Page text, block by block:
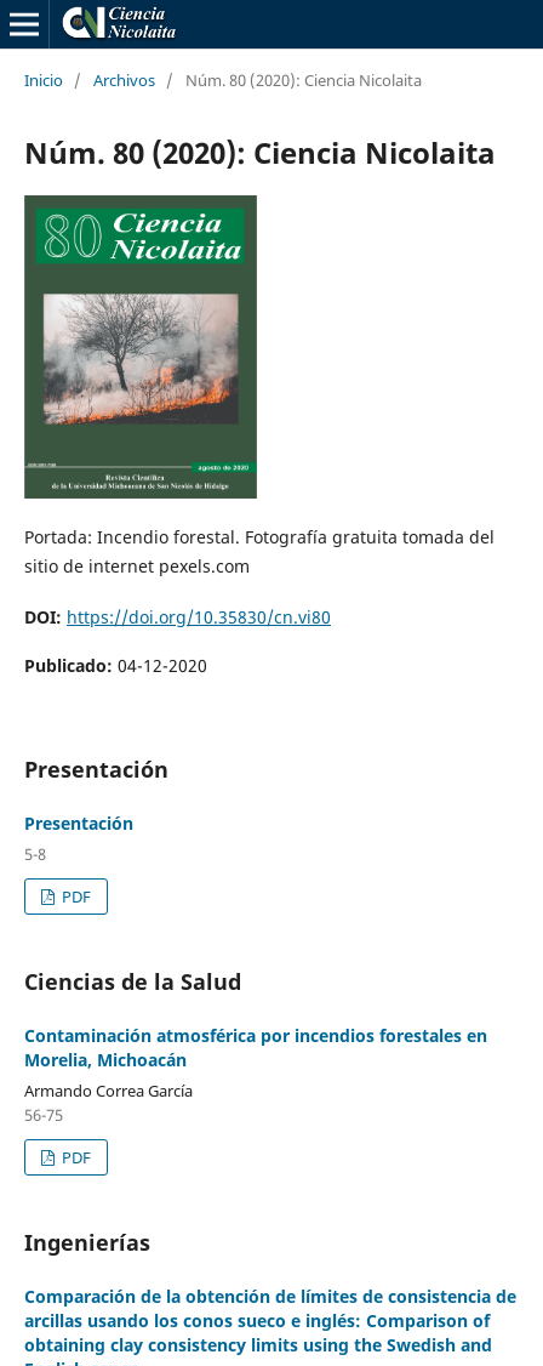
Inicio / Archivos / Núm. 80 (2020): Ciencia Nicolaita
Núm. 80 (2020): Ciencia Nicolaita
Portada: Incendio forestal. Fotografía gratuita tomada del
sitio de internet pexels.com
DOI: https://doi.org/10.35830/cn.vi80
Publicado: 04-12-2020
Presentación
Presentación
5-8
PDF
Ciencias de la Salud
Contaminación atmosférica por incendios forestales en
Morelia, Michoacán
Armando Correa García
56-75
PDF
Ingenierías
Comparación de la obtención de límites de consistencia de
arcillas usando los conos sueco e inglés: Comparison of
obtaining clay consistency limits using the Swedish and